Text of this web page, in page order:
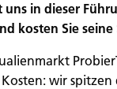
uns in dieser
kosten Sie
wir spitzen